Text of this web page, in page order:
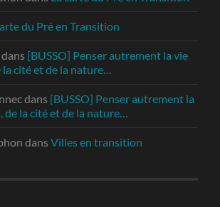
du Pré en Transition
dans [BUSSO] Penser autrement la vie
cité et de la nature…
dans [BUSSO] Penser autrement la
de la cité et de la nature…
dansVilles en transition